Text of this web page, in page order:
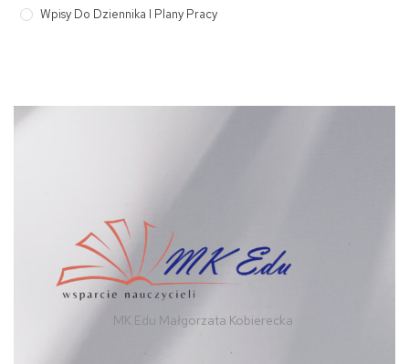
Wpisy Do Dziennika I Plany Pracy
MK Edu Małgorzata Kobierecka